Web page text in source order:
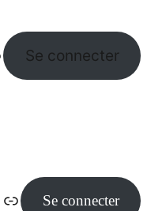
Se connecter
Lien Se connecter